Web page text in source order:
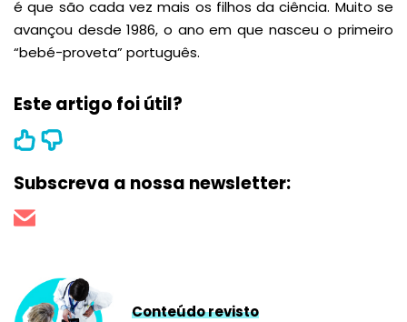
é que são cada vez mais os filhos da ciência. Muito se
avançou desde 1986, o ano em que nasceu o primeiro
“bebé-proveta” português.
Este artigo foi útil?
Subscreva a nossa newsletter:
Conteúdo revisto